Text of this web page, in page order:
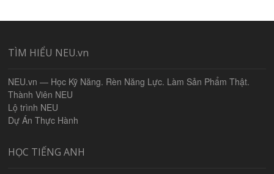
TÌM HIỂU NEU.vn
NEU.vn — Học Kỹ Năng. Rèn Năng Lực. Làm Sản Phẩm Thật.
Thành Viên NEU
Lộ trình NEU
Dự Án Thực Hành
HỌC TIẾNG ANH